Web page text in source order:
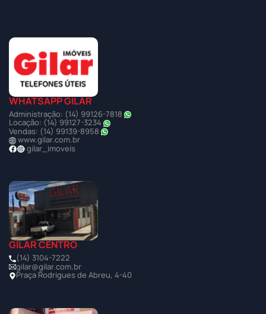
WHATSAPP GILAR
Administração: (14) 99126-7818
Locação: (14) 99127-3234
Vendas: (14) 99139-8958
www.gilar.com.br
gilar_imoveis
GILAR CENTRO
(14) 3104-7222
gilar@gilar.com.br
Praça Rodrigues de Abreu, 4-40